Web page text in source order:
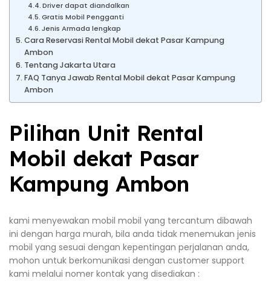
Driver dapat diandalkan
Gratis Mobil Pengganti
Jenis Armada lengkap
Cara Reservasi Rental Mobil dekat Pasar Kampung
Ambon
Tentang Jakarta Utara
FAQ Tanya Jawab Rental Mobil dekat Pasar Kampung
Ambon
Pilihan Unit Rental
Mobil dekat Pasar
Kampung Ambon
kami menyewakan mobil mobil yang tercantum dibawah
ini dengan harga murah, bila anda tidak menemukan jenis
mobil yang sesuai dengan kepentingan perjalanan anda,
mohon untuk berkomunikasi dengan customer support
kami melalui nomer kontak yang disediakan :